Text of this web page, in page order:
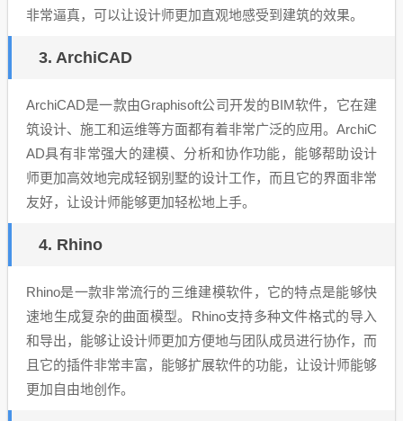
非常逼真，可以让设计师更加直观地感受到建筑的效果。
3. ArchiCAD
ArchiCAD是一款由Graphisoft公司开发的BIM软件，它在建
筑设计、施工和运维等方面都有着非常广泛的应用。ArchiC
AD具有非常强大的建模、分析和协作功能，能够帮助设计
师更加高效地完成轻钢别墅的设计工作，而且它的界面非常
友好，让设计师能够更加轻松地上手。
4. Rhino
Rhino是一款非常流行的三维建模软件，它的特点是能够快
速地生成复杂的曲面模型。Rhino支持多种文件格式的导入
和导出，能够让设计师更加方便地与团队成员进行协作，而
且它的插件非常丰富，能够扩展软件的功能，让设计师能够
更加自由地创作。